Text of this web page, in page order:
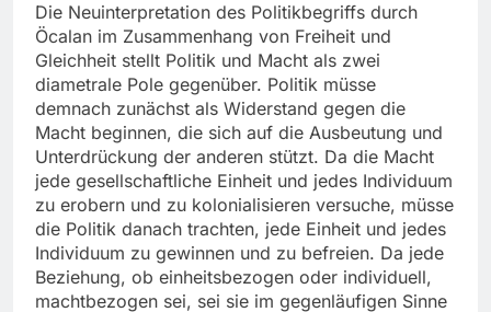
Die Neuinterpretation des Politikbegriffs durch
Öcalan im Zusammenhang von Freiheit und
Gleichheit stellt Politik und Macht als zwei
diametrale Pole gegenüber. Politik müsse
demnach zunächst als Widerstand gegen die
Macht beginnen, die sich auf die Ausbeutung und
Unterdrückung der anderen stützt. Da die Macht
jede gesellschaftliche Einheit und jedes Individuum
zu erobern und zu kolonialisieren versuche, müsse
die Politik danach trachten, jede Einheit und jedes
Individuum zu gewinnen und zu befreien. Da jede
Beziehung, ob einheitsbezogen oder individuell,
machtbezogen sei, sei sie im gegenläufigen Sinne